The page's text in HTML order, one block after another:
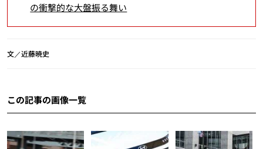
の衝撃的な大盤振る舞い
文／近藤暁史
この記事の画像一覧